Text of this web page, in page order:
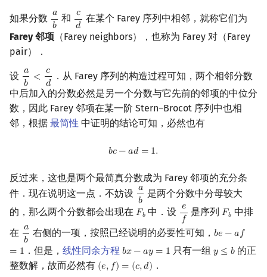
如果分数 𝑎
𝑏
ab 和 𝑐
𝑑
cd 在某个 Farey 序列中相邻，就称它们为
Farey 邻项 （Farey neighbors），也称为 Farey 对（Farey
pair）．
设 𝑎
𝑏 < 𝑐
𝑑
ab <c d
．从 Farey 序列的构造过程可知，两个相邻分数
中后加入的分数必然是另一个分数与它先前的邻项的中位分
数，因此 Farey 邻项在某一阶 Stern–Brocot 序列中也相
邻，根据 最简性 中证明的结论可知，必然也有
𝑏𝑐−𝑎𝑑 = 1.
bc−ad =1.
反过来，这也是两个最简真分数成为 Farey 邻项的充分条
件．现在说明这一点．不妨设 𝑎
𝑏
ab 是两个分数中分母较大
的，那么两个分数都会出现在 𝐹𝑏
Fb 中．设 𝑒
𝑓
ef 是序列𝐹𝑏
Fb 中排
在 𝑎
𝑏
ab 右侧的一项，按照已经说明的必要性可知，𝑏𝑒 −𝑎𝑓
= 1
be−af=1
．但是， 线性同余方程 𝑏𝑥−𝑎𝑦 = 1
bx −a y=1 只有一组𝑦 ≤ 𝑏
y ≤b
的正
整数解，故而必然有 (𝑒,𝑓) = (𝑐,𝑑)
(e, f)= (c, d) ．